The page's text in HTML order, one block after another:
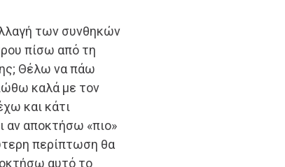
των συνθηκών
πίσω από τη
Θέλω να πάω
καλά με τον
και κάτι
αν αποκτήσω «πιο»
περίπτωση θα
αυτό το